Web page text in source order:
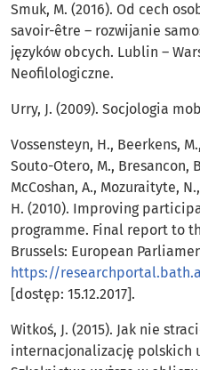
Smuk, M. (2016). Od cech
savoir-être – rozwijanie
języków obcych. Lublin –
Neofilologiczne.
Urry, J. (2009). Socjologia
Vossensteyn, H., Beerkens,
Souto-Otero, M., Bresancon,
McCoshan, A., Mozuraityte,
H. (2010). Improving
programme. Final report to
Brussels: European
https://
[dostęp: 15.12.2017].
Witkoś, J. (2015). Jak nie
internacjonalizację polskich